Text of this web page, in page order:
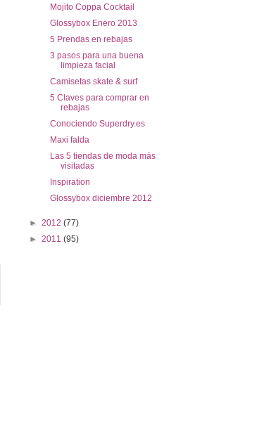
Mojito Coppa Cocktail
Glossybox Enero 2013
5 Prendas en rebajas
3 pasos para una buena
limpieza facial
Camisetas skate & surf
5 Claves para comprar en
rebajas
Conociendo Superdry.es
Maxi falda
Las 5 tiendas de moda más
visitadas
Inspiration
Glossybox diciembre 2012
► 2012 (77)
► 2011 (95)